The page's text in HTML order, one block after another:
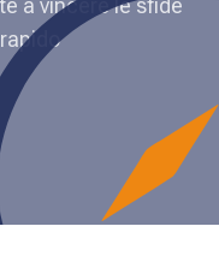
a vincere le sfide